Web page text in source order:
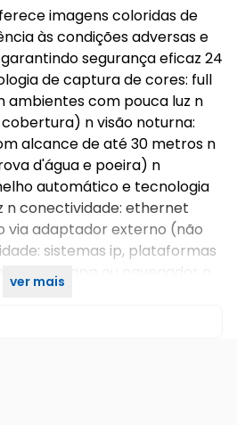
imagens coloridas de
às condições adversas e
segurança eficaz 24
de captura de cores: full
ambientes com pouca luz n
n visão noturna:
alcance de até 30 metros n
d'água e poeira) n
automático e tecnologia
n conectividade: ethernet
via adaptador externo (não
sistemas ip, plataformas
via app ou navegador n
ver mais